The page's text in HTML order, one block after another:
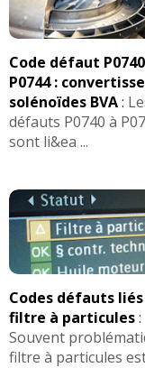
Code défaut
P0744 :
solénoïdes BVA:
défauts P0740 à
sont li&ea ...
Codes défauts
filtre à particules:
Souvent
filtre à particules